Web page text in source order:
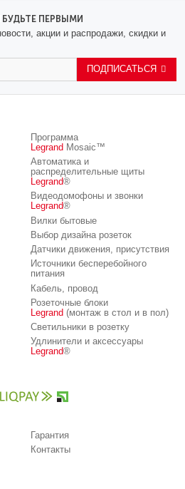
ПЕРВЫМИ
акции и распродажи, скидки и
ПОДПИСАТЬСЯ
Гарантия
Контакты
Программа
Legrand Mosaic™
Автоматика и
распределительные щиты
Legrand®
Видеодомофоны и звонки
Legrand®
Вилки бытовые
Выбор дизайна розеток
Датчики движения, присутствия
Источники бесперебойного
питания
Кабель, провод
Розеточные блоки
Legrand (монтаж в стол и в пол)
Светильники в розетку
Удлинители и аксессуары
Legrand®